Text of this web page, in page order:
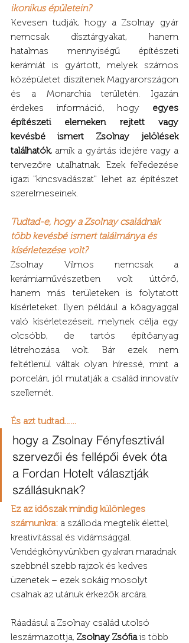
ikonikus épületein?
Kevesen tudják, hogy a Zsolnay gyár
nemcsak dísztárgyakat, hanem
hatalmas mennyiségű építészeti
kerámiát is gyártott, melyek számos
középületet díszítenek Magyarországon
és a Monarchia területén. Igazán
érdekes információ, hogy egyes
építészeti elemeken rejtett vagy
kevésbé ismert Zsolnay jelölések
találhatók, amik a gyártás idejére vagy a
tervezőre utalhatnak. Ezek felfedezése
igazi "kincsvadászat" lehet az építészet
szerelmeseinek.
Tudtad-e, hogy a Zsolnay családnak
több kevésbé ismert találmánya és
kísérletezése volt?
Zsolnay Vilmos nemcsak a
kerámiaművészetben volt úttörő,
hanem más területeken is folytatott
kísérleteket. Ilyen például a kőagyaggal
való kísérletezéseit, melynek célja egy
olcsóbb, de tartós építőanyag
létrehozása volt. Bár ezek nem
feltétlenül váltak olyan híressé, mint a
porcelán, jól mutatják a család innovatív
szellemét.
És azt tudtad...…
hogy a Zsolnay Fényfesztivál
szervezői és fellépői évek óta
a Fordan Hotelt választják
szállásuknak?
Ez az időszak mindig különleges
számunkra: a szálloda megtelik élettel,
kreativitással és vidámsággal.
Vendégkönyvünkben gyakran maradnak
szebbnél szebb rajzok és kedves
üzenetek – ezek sokáig mosolyt
csalnak az utánuk érkezők arcára.
Ráadásul a Zsolnay család utolsó
leszármazottja, Zsolnay Zsófia is több